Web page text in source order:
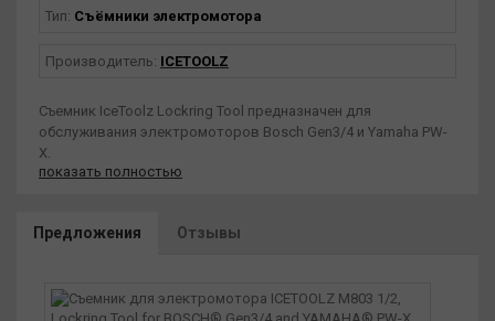
Тип: Съёмники электромотора
Производитель: ICETOOLZ
Съемник IceToolz Lockring Tool предназначен для
обслуживания электромоторов Bosch Gen3/4 и Yamaha PW-
X.
Специальная форма зубьев обеспечивает надежное
Инструмент рассчитан на профессиональное
использование и выдерживает большие нагрузки.
показать полностью
Предложения Отзывы